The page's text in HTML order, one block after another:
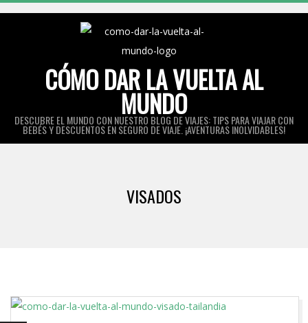
CÓMO DAR LA VUELTA AL
MUNDO
DESCUBRE EL MUNDO CON NUESTRO BLOG DE VIAJES: TIPS PARA VIAJAR CON
BEBÉS Y DESCUENTOS EN SEGURO DE VIAJE. ¡AVENTURAS INOLVIDABLES!
VISADOS